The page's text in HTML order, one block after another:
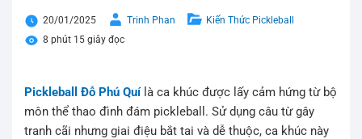
20/01/2025 Trinh Phan
Kiến Thức Pickleball
8 phút 15 giây đọc
Pickleball Đỗ Phú Quílà ca khúc được lấy cảm hứng từ bộ
môn thể thao đình đám pickleball. Sử dụng câu từ gây
tranh cãi nhưng giai điệu bắt tai và dễ thuộc, ca khúc này